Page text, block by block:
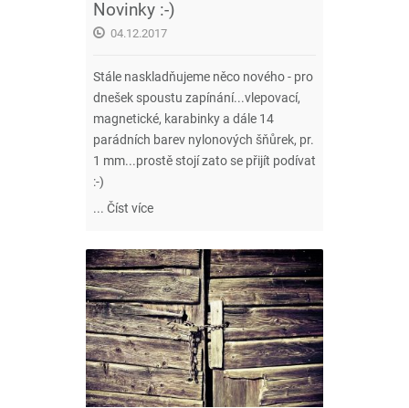
Novinky :-)
04.12.2017
Stále naskladňujeme něco nového - pro
dnešek spoustu zapínání...vlepovací,
magnetické, karabinky a dále 14
parádních barev nylonových šňůrek, pr.
1 mm...prostě stojí zato se přijít podívat
:-)
... Číst více